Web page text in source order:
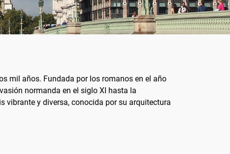
mil años. Fundada por los romanos en el año
normanda en el siglo XI hasta la
vibrante y diversa, conocida por su arquitectura